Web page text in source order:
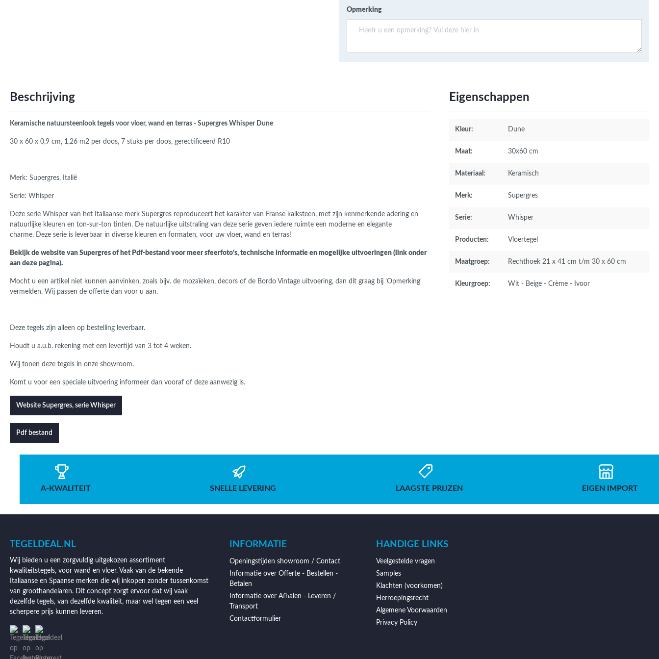
Opmerking
Beschrijving
Keramische natuursteenlook tegels voor vloer, wand en terras - Supergres Whisper Dune
30 x 60 x 0,9 cm, 1,26 m2 per doos, 7 stuks per doos, gerectificeerd R10
Merk: Supergres, Italië
Serie: Whisper
Deze serie Whisper van het Italiaanse merk Supergres reproduceert het karakter van Franse kalksteen, met zijn kenmerkende adering en
natuurlijke kleuren en ton-sur-ton tinten. De natuurlijke uitstraling van deze serie geven iedere ruimte een moderne en elegante
charme. Deze serie is leverbaar in diverse kleuren en formaten, voor uw vloer, wand en terras!
Bekijk de website van Supergres of het Pdf-bestand voor meer sfeerfoto’s, technische informatie en mogelijke uitvoeringen (link onder
aan deze pagina).
Mocht u een artikel niet kunnen aanvinken, zoals bijv. de mozaïeken, decors of de Bordo Vintage uitvoering, dan dit graag bij 'Opmerking'
vermelden. Wij passen de offerte dan voor u aan.
Deze tegels zijn alleen op bestelling leverbaar.
Houdt u a.u.b. rekening met een levertijd van 3 tot 4 weken.
Wij tonen deze tegels in onze showroom.
Komt u voor een speciale uitvoering informeer dan vooraf of deze aanwezig is.
Website Supergres, serie Whisper
Pdf bestand
Eigenschappen
Kleur: Dune
Maat: 30x60 cm
Materiaal: Keramisch
Merk: Supergres
Serie: Whisper
Producten: Vloertegel
Maatgroep: Rechthoek 21 x 41 cm t/m 30 x 60 cm
Kleurgroep: Wit - Beige - Crème - Ivoor
A-KWALITEIT SNELLE LEVERING LAAGSTE PRIJZEN EIGEN IMPORT
TEGELDEAL.NL
Wij bieden u een zorgvuldig uitgekozen assortiment
kwaliteitstegels, voor wand en vloer. Vaak van de bekende
Italiaanse en Spaanse merken die wij inkopen zonder tussenkomst
van groothandelaren. Dit concept zorgt ervoor dat wij vaak
dezelfde tegels, van dezelfde kwaliteit, maar wel tegen een veel
scherpere prijs kunnen leveren.
INFORMATIE
Openingstijden showroom / Contact
Informatie over Offerte - Bestellen -
Betalen
Informatie over Afhalen - Leveren /
Transport
Contactformulier
HANDIGE LINKS
Veelgestelde vragen
Samples
Klachten (voorkomen)
Herroepingsrecht
Algemene Voorwaarden
Privacy Policy